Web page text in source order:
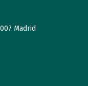
Madrid